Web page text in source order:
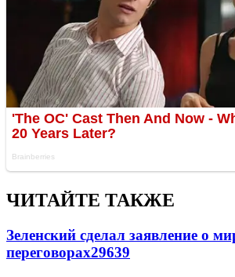
ЧИТАЙТЕ ТАКЖЕ
Зеленский сделал заявление о
переговорах29639